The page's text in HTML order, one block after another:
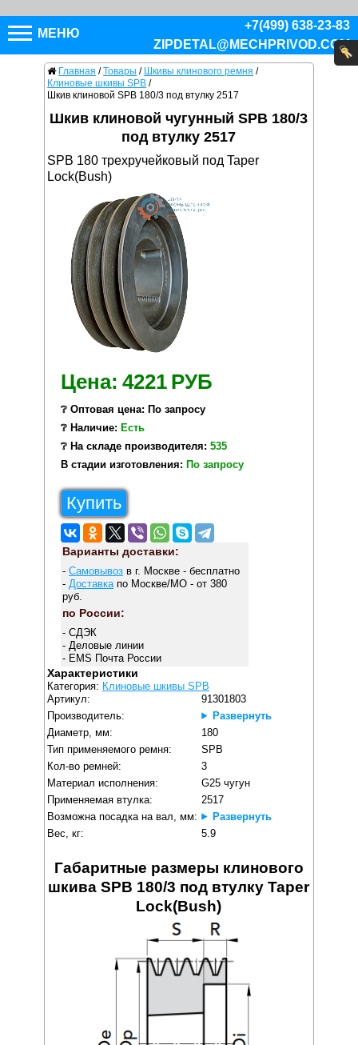
МЕНЮ
+7(499) 638-23-83
ZIPDETAL@MECHPRIVOD.COM
Главная / Товары / Шкивы клинового ремня /
Клиновые шкивы SPB /
Шкив клиновой SPB 180/3 под втулку 2517
Шкив клиновой чугунный SPB 180/3
под втулку 2517
SPB 180 трехручейковый под Taper
Lock(Bush)
Цена: 4221 РУБ
❔ Оптовая цена: По запросу
❔ Наличие: Есть
❔ На складе производителя: 535
В стадии изготовления: По запросу
Купить
Варианты доставки:
- Самовывозв г. Москве - бесплатно
- Доставкапо Москве/МО - от 380
руб.
по России:
- СДЭК
- Деловые линии
- EMS Почта России
Характеристики
Категория: Клиновые шкивы SPB
Артикул:
91301803
Производитель:
Развернуть
Диаметр, мм:
180
Тип применяемого ремня:
SPB
Кол-во ремней:
3
Материал исполнения:
G25 чугун
Применяемая втулка:
2517
Возможна посадка на вал, мм:
Развернуть
Вес, кг:
5.9
Габаритные размеры клинового
шкива SPB 180/3 под втулку Taper
Lock(Bush)